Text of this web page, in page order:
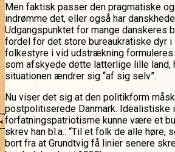
Men faktisk passer den pragmatiske
indrømme det, eller også har
Udgangspunktet for mange
fordel for det store bureaukratiske dyr i
folkestyre i vid udstrækning formuleres
som afskyede dette latterlige lille land,
situationen ændrer sig “af sig selv”.
Nu viser det sig at den politikform
postpolitiserede Danmark. Idealistiske
forfatningspatriotisme kunne være et
skrev han bl.a.: “Til et folk de alle
bort fra at Grundtvig få linier senere